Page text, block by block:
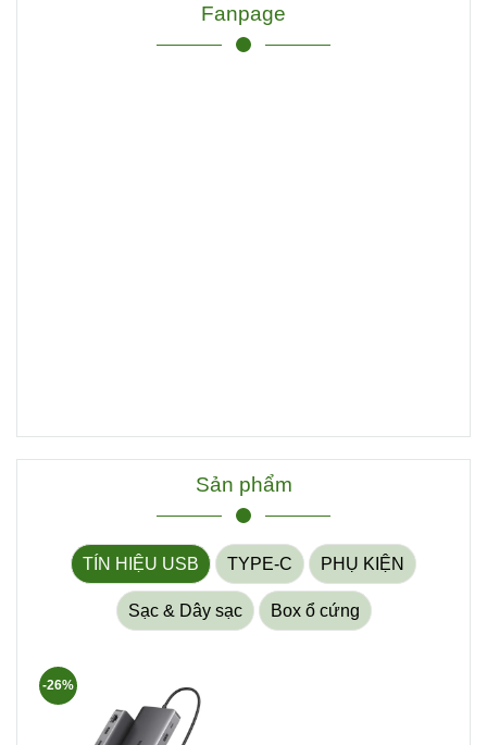
Fanpage
Sản phẩm
TÍN HIỆU USB TYPE-C PHỤ KIỆN
Sạc & Dây sạc Box ổ cứng
-26%